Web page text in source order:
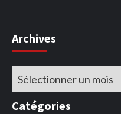
Archives
Archives
Catégories